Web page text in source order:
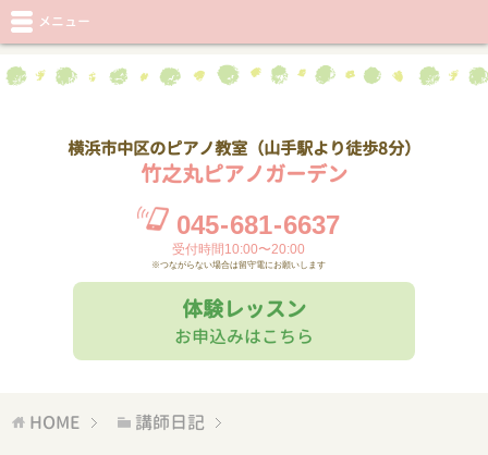
横浜市中区のピアノ教室（山手駅より徒歩8分）
竹之丸ピアノガーデン
045-681-6637
受付時間10:00〜20:00
※つながらない場合は留守電にお願いします
体験レッスン
お申込みはこちら
メニュー
HOME 講師日記